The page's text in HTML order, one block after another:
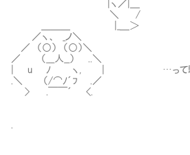
|ヽ／|＿
＼ /
＿＿＿ |_＿＞
／ヽ、 _ノ＼
／ （○） （○）＼
／ （___人__） ..＼
| u ﾉ ヽ, | …って馴染んでる
.＼ （/⌒ﾉ´ﾌ .／
> .￣￣´ <.